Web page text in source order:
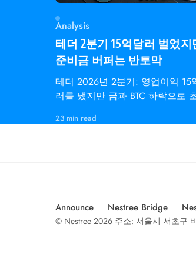
Analysis
테더 2분기 15억달러 벌었지
준비금 버퍼는 반토막
테더 2026년 2분기: 영업이익 15
러를 냈지만 금과 BTC 하락으로
감소.
23 min read
Announce Nestree Bridge
© Nestree 2026 주소: 서울시 서초구